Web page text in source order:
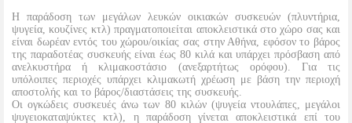
Η παράδοση των μεγάλων λευκών οικιακών συσκευών (πλυντήρια,
ψυγεία, κουζίνες κτλ) πραγματοποιείται αποκλειστικά στο χώρο σας και
είναι δωρέαν εντός του χώρου/οικίας σας στην Αθήνα, εφόσον το βάρος
της παραδοτέας συσκευής είναι έως 80 κιλά και υπάρχει πρόσβαση από
ανελκυστήρα ή κλιμακοστάσιο (ανεξαρτήτως ορόφου). Για τις
υπόλοιπες περιοχές υπάρχει κλιμακωτή χρέωση με βάση την περιοχή
αποστολής και το βάρος/διαστάσεις της συσκευής.
Οι ογκώδεις συσκευές άνω των 80 κιλών (ψυγεία ντουλάπες, μεγάλοι
ψυγειοκαταψύκτες κτλ), η παράδοση γίνεται αποκλειστικά επί του